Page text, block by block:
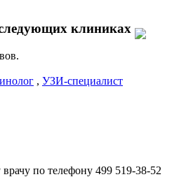
клиниках
, УЗИ-специалист
по телефону 499 519-38-52